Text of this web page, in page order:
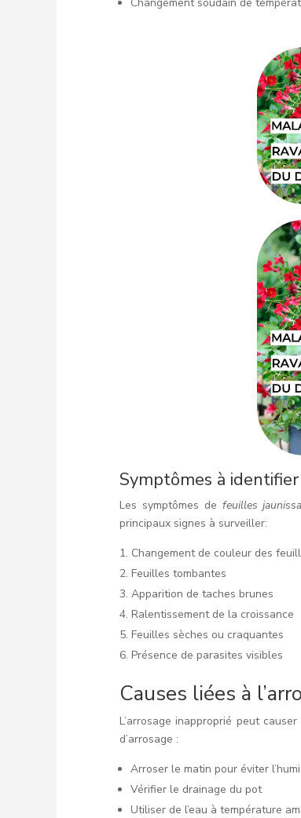
Symptômes à identifier
Les symptômes de feuilles
principaux signes à surveiller:
Changement de couleur des
Feuilles tombantes
Apparition de taches brunes
Ralentissement de la croissance
Feuilles sèches ou craquantes
Présence de parasites visibles
Causes liées à
L’arrosage inapproprié peut
d’arrosage :
Arroser le matin pour éviter
Vérifier le drainage du pot
Utiliser de l’eau à température